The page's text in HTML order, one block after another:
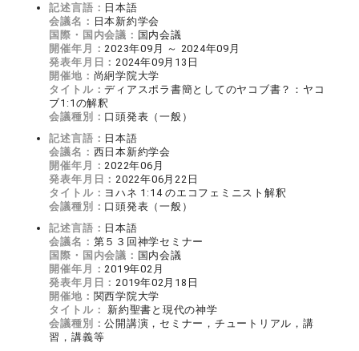
記述言語： 日本語
会議名： 日本新約学会
国際・国内会議： 国内会議
開催年月： 2023年09月 ～ 2024年09月
発表年月日： 2024年09月13日
開催地： 尚絅学院大学
タイトル：ディアスポラ書簡としてのヤコブ書？：ヤコ
ブ1:1の解釈
会議種別： 口頭発表（一般）
記述言語： 日本語
会議名： 西日本新約学会
開催年月： 2022年06月
発表年月日： 2022年06月22日
タイトル： ヨハネ 1:14 のエコフェミニスト解釈
会議種別： 口頭発表（一般）
記述言語： 日本語
会議名： 第５３回神学セミナー
国際・国内会議： 国内会議
開催年月： 2019年02月
発表年月日： 2019年02月18日
開催地： 関西学院大学
タイトル：
新約聖書と現代の神学
会議種別：公開講演，セミナー，チュートリアル，講
習，講義等